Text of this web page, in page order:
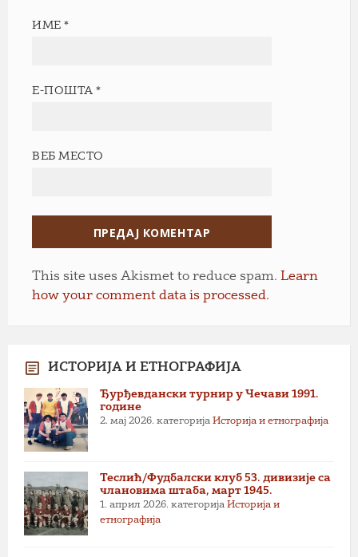
ИМЕ*
Е-ПОШТА*
ВЕБ МЕСТО
This site uses Akismet to reduce spam. Learn
how your comment data is processed.
ИСТОРИЈА И ЕТНОГРАФИЈА
Ђурђевдански турнир у Чечави 1991.
године
2. мај 2026. категорија Историја и етнографија
Теслић/Фудбалски клуб 53. дивизије са
члановима штаба, март 1945.
1. април 2026. категорија Историја и
етнографија